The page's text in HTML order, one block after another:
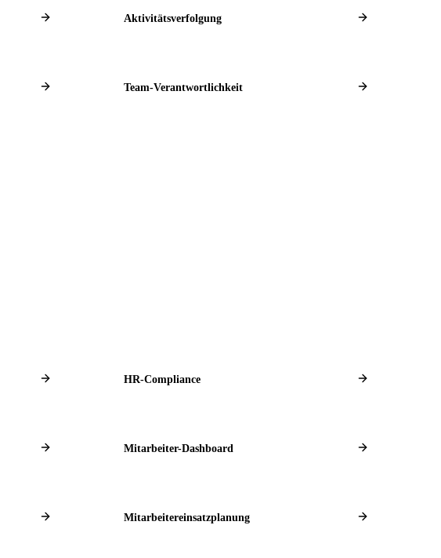
Aktivitätsverfolgung
Team-Verantwortlichkeit
HR-Compliance
Mitarbeiter-Dashboard
Mitarbeitereinsatzplanung